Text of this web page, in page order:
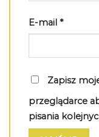
E-mail *
Zapisz
przeglądarce
pisania